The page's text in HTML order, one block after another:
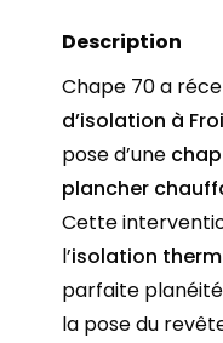
Description
Chape 70 a
d’isolation à
pose d’une
plancher
Cette
l’isolation
parfaite
la pose du